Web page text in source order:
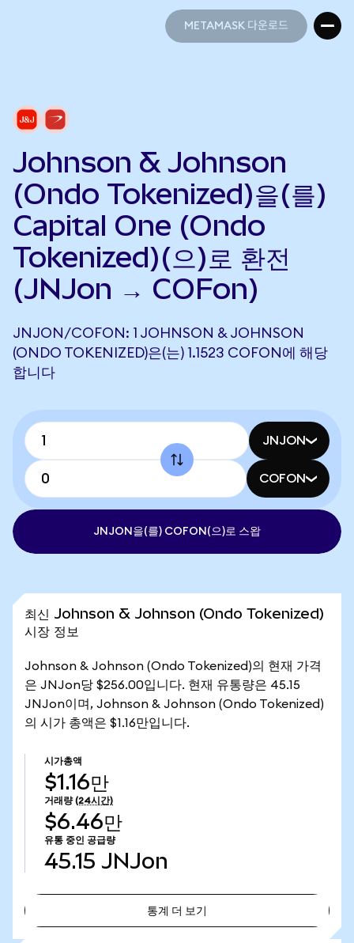
METAMASK 다운로드
Johnson & Johnson
(Ondo Tokenized)을(를)
Capital One (Ondo
Tokenized)(으)로 환전
(JNJon → COFon)
JNJON/COFON: 1 JOHNSON & JOHNSON
(ONDO TOKENIZED)은(는) 1.1523 COFON에 해당
합니다
JNJON
COFON
JNJON을(를) COFON(으)로 스왑
최신 Johnson & Johnson (Ondo Tokenized)
시장 정보
Johnson & Johnson (Ondo Tokenized)의 현재 가격
은 JNJon당 $256.00입니다. 현재 유통량은 45.15
JNJon이며, Johnson & Johnson (Ondo Tokenized)
의 시가 총액은 $1.16만입니다.
시가총액
$1.16만
거래량 (24시간)
$6.46만
유통 중인 공급량
45.15 JNJon
통계 더 보기